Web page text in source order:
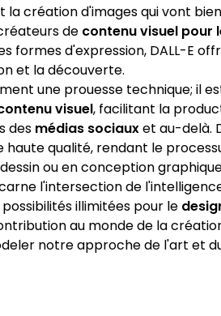
création d'images qui vont
de contenu visuel pour
formes d'expression, DALL-E
et la découverte.
une prouesse technique; il
visuel, facilitant la
des médias sociauxet au-delà.
qualité, rendant le
ou en conception
l'intersection de
illimitées pour le
au monde de la
notre approche de l'art et